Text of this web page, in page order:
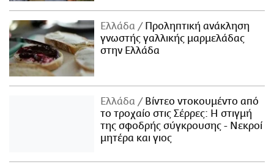
Ελλάδα
Προληπτική ανάκληση
γνωστής γαλλικής μαρμελάδας
στην Ελλάδα
Ελλάδα
Βίντεο ντοκουμέντο από
το τροχαίο στις Σέρρες: Η στιγμή
της σφοδρής σύγκρουσης - Νεκροί
μητέρα και γιος